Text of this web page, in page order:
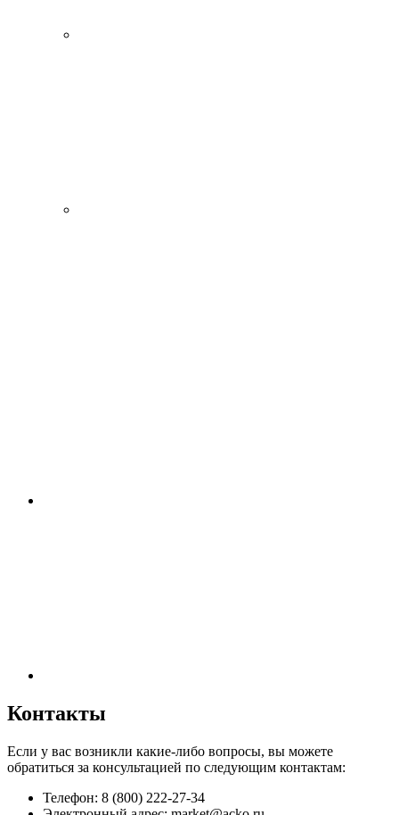
Контакты
Если у вас возникли какие-либо вопросы, вы можете
обратиться за консультацией по следующим контактам:
Телефон: 8 (800) 222-27-34